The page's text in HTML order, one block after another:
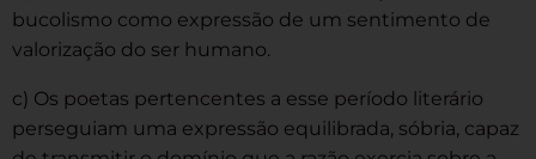
bucolismo como expressão de um sentimento de
valorização do ser humano.
c) Os poetas pertencentes a esse período literário
perseguiam uma expressão equilibrada, sóbria, capaz